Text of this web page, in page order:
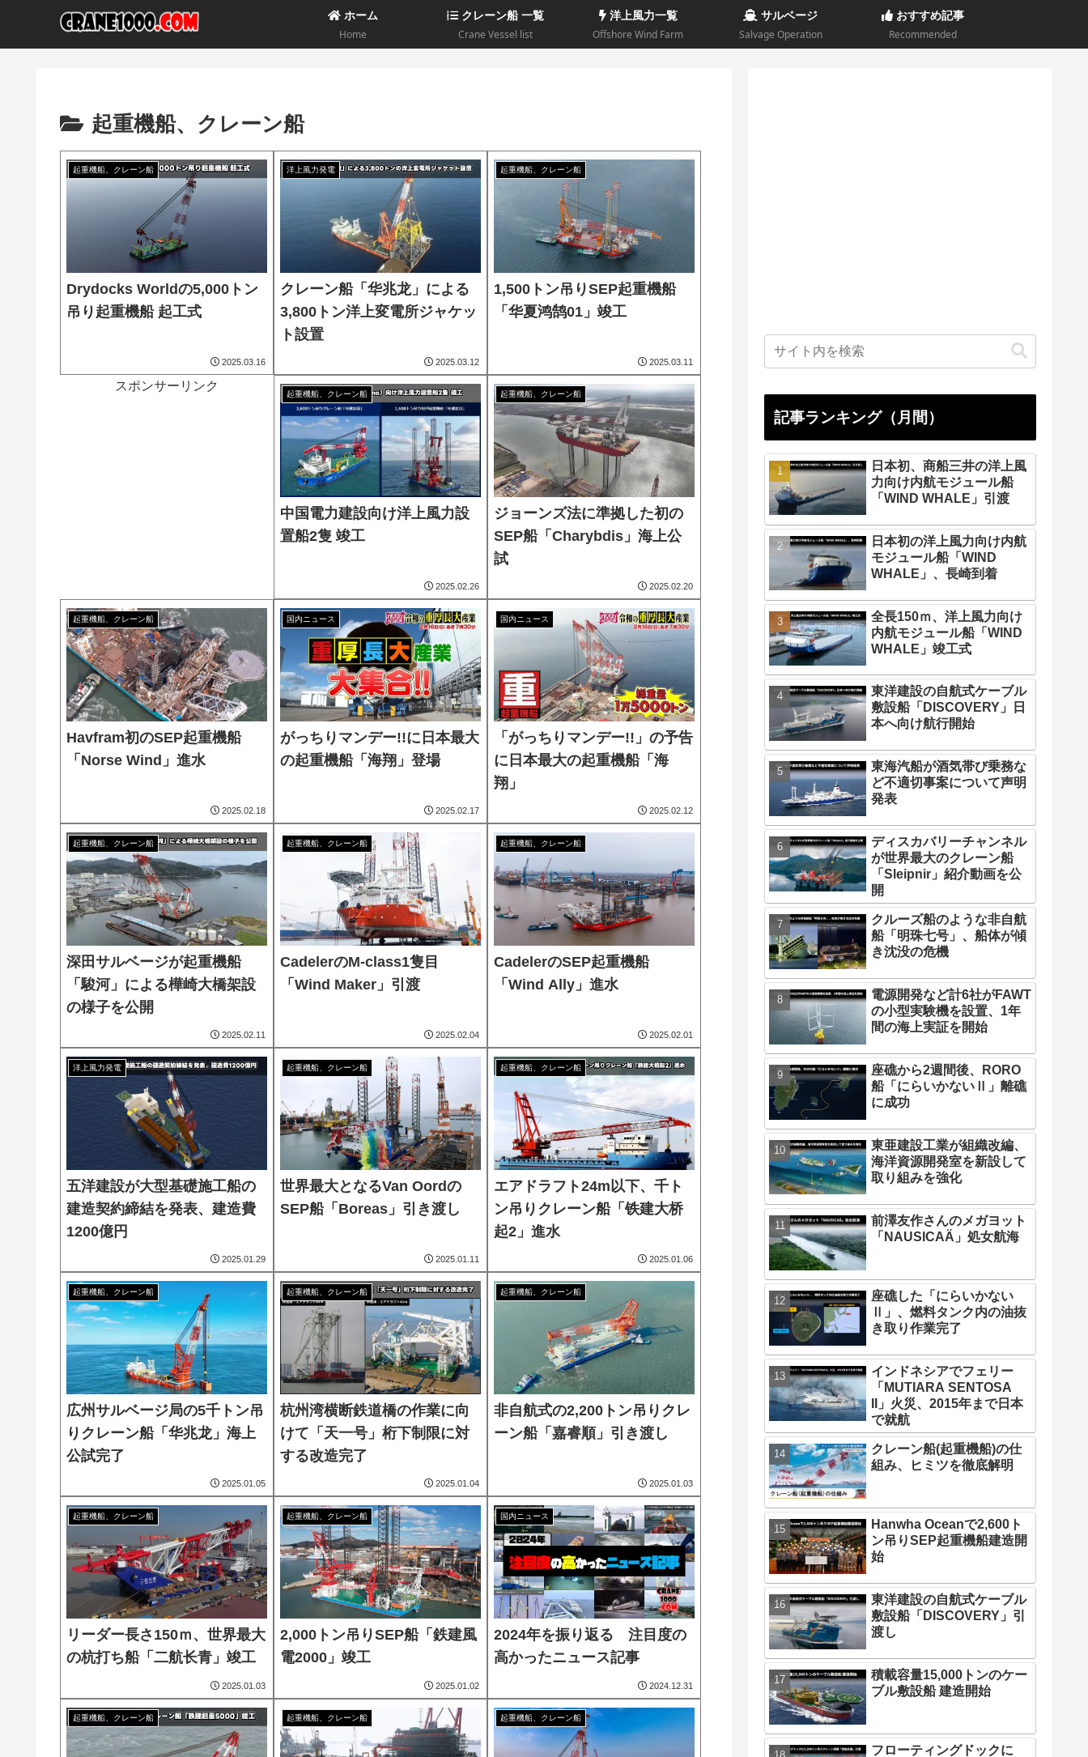
ホーム
Home
クレーン船 一覧
Crane Vessel list
洋上風力一覧
Offshore Wind Farm
サルベージ
Salvage Operation
おすすめ記事
Recommended
起重機船、クレーン船
起重機船、クレーン船
Drydocks Worldの5,000トン
吊り起重機船 起工式
2025.03.16
洋上風力発電
クレーン船「华兆龙」による
3,800トン洋上変電所ジャケッ
ト設置
2025.03.12
起重機船、クレーン船
1,500トン吊りSEP起重機船
「华夏鸿鹄01」竣工
2025.03.11
スポンサーリンク
起重機船、クレーン船
中国電力建設向け洋上風力設
置船2隻 竣工
2025.02.26
起重機船、クレーン船
ジョーンズ法に準拠した初の
SEP船「Charybdis」海上公
試
2025.02.20
起重機船、クレーン船
Havfram初のSEP起重機船
「Norse Wind」進水
2025.02.18
国内ニュース
がっちりマンデー!!に日本最大
の起重機船「海翔」登場
2025.02.17
国内ニュース
「がっちりマンデー!!」の予告
に日本最大の起重機船「海
翔」
2025.02.12
起重機船、クレーン船
深田サルベージが起重機船
「駿河」による樺崎大橋架設
の様子を公開
2025.02.11
起重機船、クレーン船
CadelerのM-class1隻目
「Wind Maker」引渡
2025.02.04
起重機船、クレーン船
CadelerのSEP起重機船
「Wind Ally」進水
2025.02.01
洋上風力発電
五洋建設が大型基礎施工船の
建造契約締結を発表、建造費
1200億円
2025.01.29
起重機船、クレーン船
世界最大となるVan Oordの
SEP船「Boreas」引き渡し
2025.01.11
起重機船、クレーン船
エアドラフト24m以下、千ト
ン吊りクレーン船「铁建大桥
起2」進水
2025.01.06
起重機船、クレーン船
広州サルベージ局の5千トン吊
りクレーン船「华兆龙」海上
公試完了
2025.01.05
起重機船、クレーン船
杭州湾横断鉄道橋の作業に向
けて「天一号」桁下制限に対
する改造完了
2025.01.04
起重機船、クレーン船
非自航式の2,200トン吊りクレ
ーン船「嘉睿順」引き渡し
2025.01.03
起重機船、クレーン船
リーダー長さ150ｍ、世界最大
の杭打ち船「二航长青」竣工
2025.01.03
起重機船、クレーン船
2,000トン吊りSEP船「鉄建風
電2000」竣工
2025.01.02
国内ニュース
2024年を振り返る 注目度の
高かったニュース記事
2024.12.31
起重機船、クレーン船 起重機船、クレーン船 起重機船、クレーン船
記事ランキング（月間）
日本初、商船三井の洋上風
力向け内航モジュール船
「WIND WHALE」引渡
日本初の洋上風力向け内航
モジュール船「WIND
WHALE」、長崎到着
全長150ｍ、洋上風力向け
内航モジュール船「WIND
WHALE」竣工式
東洋建設の自航式ケーブル
敷設船「DISCOVERY」日
本へ向け航行開始
東海汽船が酒気帯び乗務な
ど不適切事案について声明
発表
ディスカバリーチャンネル
が世界最大のクレーン船
「Sleipnir」紹介動画を公
開
クルーズ船のような非自航
船「明珠七号」、船体が傾
き沈没の危機
電源開発など計6社がFAWT
の小型実験機を設置、1年
間の海上実証を開始
座礁から2週間後、RORO
船「にらいかないⅡ」離礁
に成功
東亜建設工業が組織改編、
海洋資源開発室を新設して
取り組みを強化
前澤友作さんのメガヨット
「NAUSICAÄ」処女航海
座礁した「にらいかない
Ⅱ」、燃料タンク内の油抜
き取り作業完了
インドネシアでフェリー
「MUTIARA SENTOSA
II」火災、2015年まで日本
で就航
クレーン船(起重機船)の仕
組み、ヒミツを徹底解明
Hanwha Oceanで2,600ト
ン吊りSEP起重機船建造開
始
東洋建設の自航式ケーブル
敷設船「DISCOVERY」引
渡し
積載容量15,000トンのケー
ブル敷設船 建造開始
フローティングドックに